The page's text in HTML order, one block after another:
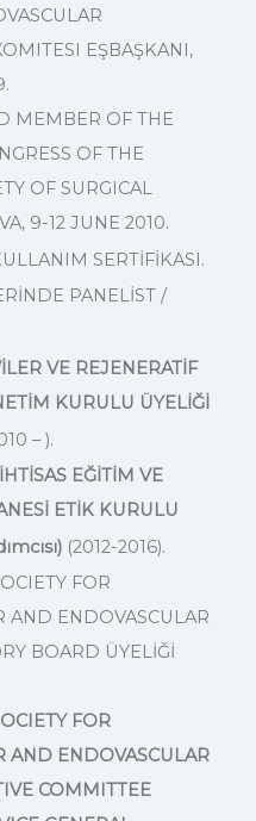
EŞBAŞKANI,
MEMBER OF THE
OF THE
OF SURGICAL
9-12 JUNE 2010.
SERTİFİKASI.
PANELİST /
VE REJENERATİF
KURULU ÜYELİĞİ
– ).
EĞİTİM VE
ETİK KURULU
(2012-2016).
FOR
AND ENDOVASCULAR
BOARD ÜYELİĞİ
FOR
AND ENDOVASCULAR
COMMITTEE